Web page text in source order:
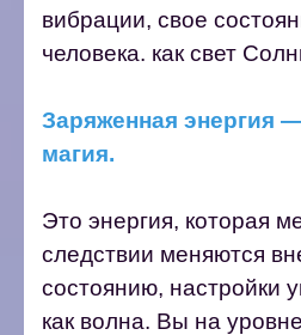
вибрации, свое
человека. как свет
Заряженная энергия
магия.
Это энергия, которая
следствии меняются
состоянию, настройки
как волна. Вы на